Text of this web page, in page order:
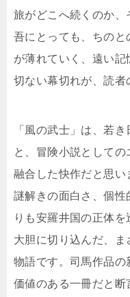
旅がどこへ続くのか
吾にとっても、ちの
が薄れていく、遠い
切ない幕切れが、読者
「風の武士」は、若
と、冒険小説として
融合した快作だと思い
謎解きの面白さ、個性
りも安羅井国の正体
大胆に切り込んだ、
物語です。司馬作品の
価値のある一冊だと断